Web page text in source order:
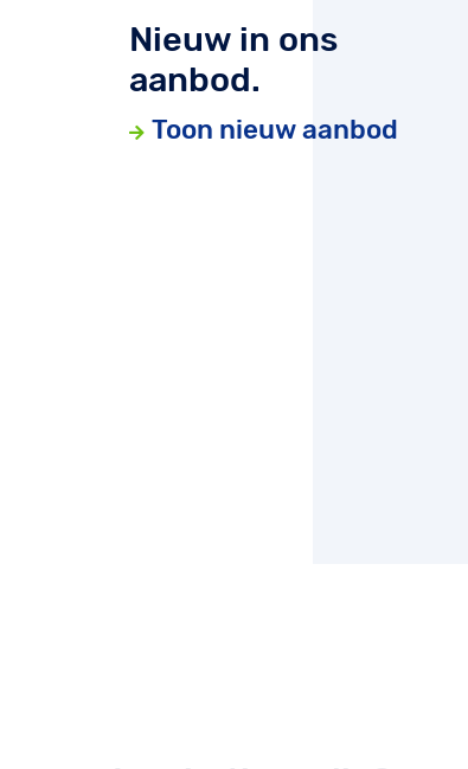
Nieuw in ons
aanbod.
Toon nieuw aanbod